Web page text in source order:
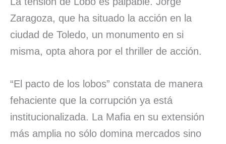
Zaragoza, que ha situado la acción en la
ciudad de Toledo, un monumento en si
misma, opta ahora por el thriller de acción.
“El pacto de los lobos” constata de manera
fehaciente que la corrupción ya está
institucionalizada. La Mafia en su extensión
más amplia no sólo domina mercados sino